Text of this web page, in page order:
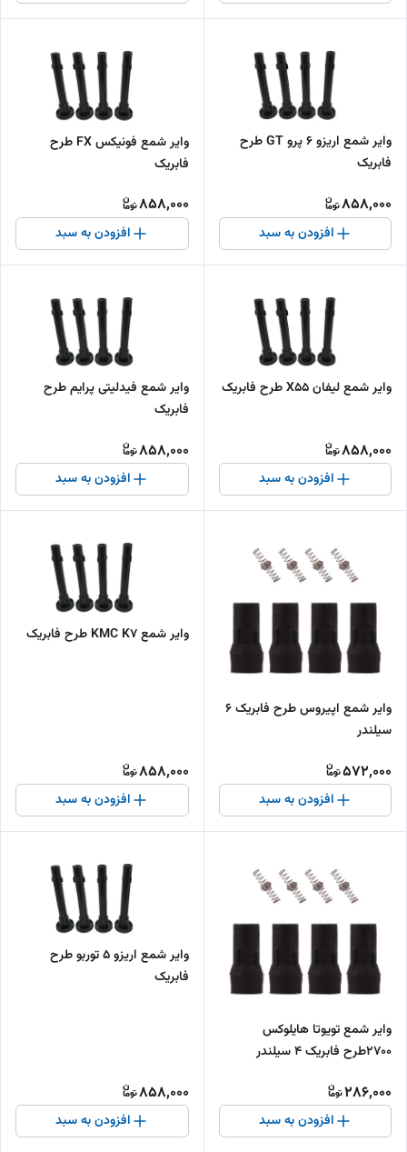
وایر شمع اریزو 6 پرو GT طرح
فابریک
858,000
افزودن به سبد
وایر شمع فونیکس FX طرح
فابریک
858,000
افزودن به سبد
وایر شمع لیفان X55 طرح فابریک
858,000
افزودن به سبد
وایر شمع فیدلیتی پرایم طرح
فابریک
858,000
افزودن به سبد
وایر شمع اپیروس طرح فابریک 6
سیلندر
572,000
افزودن به سبد
وایر شمع KMC K7 طرح فابریک
858,000
افزودن به سبد
وایر شمع تویوتا هایلوکس
2700طرح فابریک 4 سیلندر
286,000
افزودن به سبد
وایر شمع اریزو 5 توربو طرح
فابریک
858,000
افزودن به سبد